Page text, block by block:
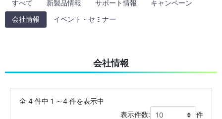
すべて 新製品情報 サポート情報
キャンペーン
会社情報
イベント・セミナー
会社情報
全 4 件中 1 ～4 件を表示中
表示件数:
件